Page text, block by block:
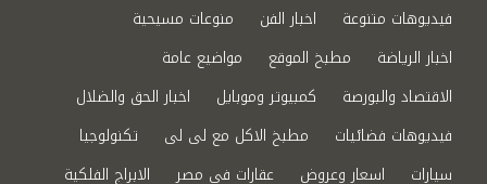
فيديوهات متنوعة
اخبار الفن
منوعات مسيحية
اخبار الرياضة
مطبخ الموقع
مواضيع عامة
الاقتصاد والبورصة
كمبيوتر وموبايل
اخبار الحق والضلال
فيديوهات فضائيات
مطبخ الاكل مع لى لى
تكنولوجيا
سيارات
اسعار وعروض عقارات في مصر الابراج الفلكية